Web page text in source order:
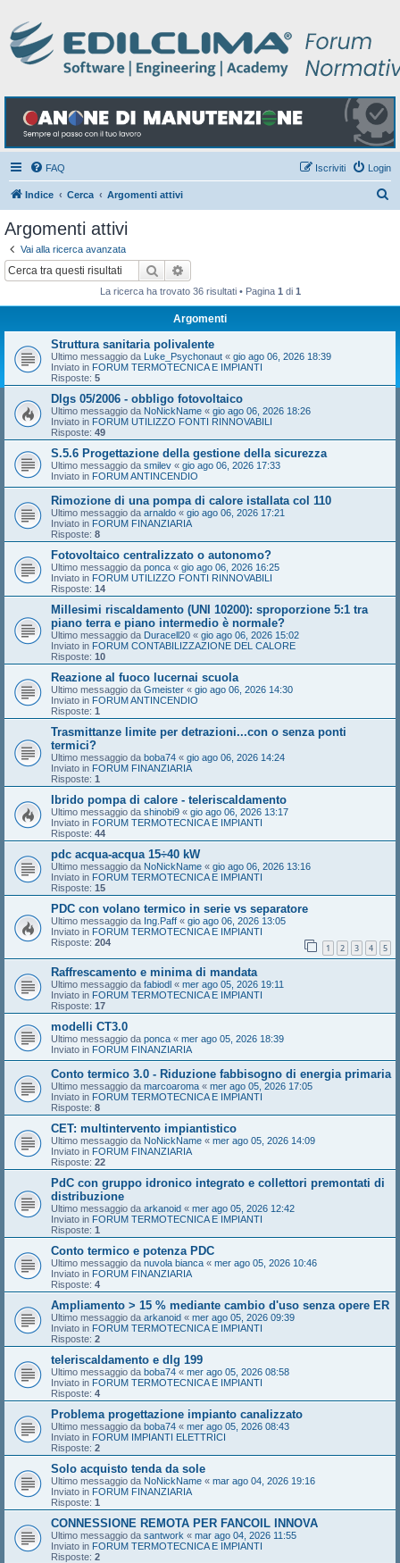
FAQ Login
Iscriviti
Indice Cerca Argomenti attivi
Argomenti attivi
Vai alla ricerca avanzata
Cerca
La ricerca ha trovato 36 risultati • Pagina 1 di 1
Argomenti
Struttura sanitaria polivalente
Ultimo messaggio da Luke_Psychonaut « gio ago 06, 2026 18:39
Inviato in FORUM TERMOTECNICA E IMPIANTI
Risposte: 5
Dlgs 05/2006 - obbligo fotovoltaico
Ultimo messaggio da NoNickName « gio ago 06, 2026 18:26
Inviato in FORUM UTILIZZO FONTI RINNOVABILI
Risposte: 49
S.5.6 Progettazione della gestione della sicurezza
Ultimo messaggio da smilev « gio ago 06, 2026 17:33
Inviato in FORUM ANTINCENDIO
Rimozione di una pompa di calore istallata col 110
Ultimo messaggio da arnaldo « gio ago 06, 2026 17:21
Inviato in FORUM FINANZIARIA
Risposte: 8
Fotovoltaico centralizzato o autonomo?
Ultimo messaggio da ponca « gio ago 06, 2026 16:25
Inviato in FORUM UTILIZZO FONTI RINNOVABILI
Risposte: 14
Millesimi riscaldamento (UNI 10200): sproporzione 5:1 tra
piano terra e piano intermedio è normale?
Ultimo messaggio da Duracell20 « gio ago 06, 2026 15:02
Inviato in FORUM CONTABILIZZAZIONE DEL CALORE
Risposte: 10
Reazione al fuoco lucernai scuola
Ultimo messaggio da Gmeister « gio ago 06, 2026 14:30
Inviato in FORUM ANTINCENDIO
Risposte: 1
Trasmittanze limite per detrazioni...con o senza ponti
termici?
Ultimo messaggio da boba74 « gio ago 06, 2026 14:24
Inviato in FORUM FINANZIARIA
Risposte: 1
Ibrido pompa di calore - teleriscaldamento
Ultimo messaggio da shinobi9 « gio ago 06, 2026 13:17
Inviato in FORUM TERMOTECNICA E IMPIANTI
Risposte: 44
pdc acqua-acqua 15÷40 kW
Ultimo messaggio da NoNickName « gio ago 06, 2026 13:16
Inviato in FORUM TERMOTECNICA E IMPIANTI
Risposte: 15
PDC con volano termico in serie vs separatore
Ultimo messaggio da Ing.Paff « gio ago 06, 2026 13:05
Inviato in FORUM TERMOTECNICA E IMPIANTI
Risposte: 204 1 2 3 4 5
Raffrescamento e minima di mandata
Ultimo messaggio da fabiodl « mer ago 05, 2026 19:11
Inviato in FORUM TERMOTECNICA E IMPIANTI
Risposte: 17
modelli CT3.0
Ultimo messaggio da ponca « mer ago 05, 2026 18:39
Inviato in FORUM FINANZIARIA
Conto termico 3.0 - Riduzione fabbisogno di energia primaria
Ultimo messaggio da marcoaroma « mer ago 05, 2026 17:05
Inviato in FORUM TERMOTECNICA E IMPIANTI
Risposte: 8
CET: multintervento impiantistico
Ultimo messaggio da NoNickName « mer ago 05, 2026 14:09
Inviato in FORUM FINANZIARIA
Risposte: 22
PdC con gruppo idronico integrato e collettori premontati di
distribuzione
Ultimo messaggio da arkanoid « mer ago 05, 2026 12:42
Inviato in FORUM TERMOTECNICA E IMPIANTI
Risposte: 1
Conto termico e potenza PDC
Ultimo messaggio da nuvola bianca « mer ago 05, 2026 10:46
Inviato in FORUM FINANZIARIA
Risposte: 4
Ampliamento > 15 % mediante cambio d'uso senza opere ER
Ultimo messaggio da arkanoid « mer ago 05, 2026 09:39
Inviato in FORUM TERMOTECNICA E IMPIANTI
Risposte: 2
teleriscaldamento e dlg 199
Ultimo messaggio da boba74 « mer ago 05, 2026 08:58
Inviato in FORUM TERMOTECNICA E IMPIANTI
Risposte: 4
Problema progettazione impianto canalizzato
Ultimo messaggio da boba74 « mer ago 05, 2026 08:43
Inviato in FORUM IMPIANTI ELETTRICI
Risposte: 2
Solo acquisto tenda da sole
Ultimo messaggio da NoNickName « mar ago 04, 2026 19:16
Inviato in FORUM FINANZIARIA
Risposte: 1
CONNESSIONE REMOTA PER FANCOIL INNOVA
Ultimo messaggio da santwork « mar ago 04, 2026 11:55
Inviato in FORUM TERMOTECNICA E IMPIANTI
Risposte: 2